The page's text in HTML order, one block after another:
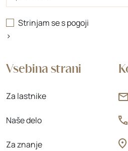
Vsebina strani
Za lastnike
Naše delo
Za znanje
Strinjam se spogoji
>